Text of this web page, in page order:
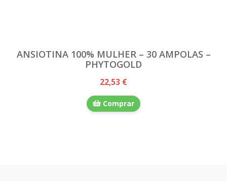
ANSIOTINA 100% MULHER – 30 AMPOLAS –
PHYTOGOLD
22,53 €
Comprar